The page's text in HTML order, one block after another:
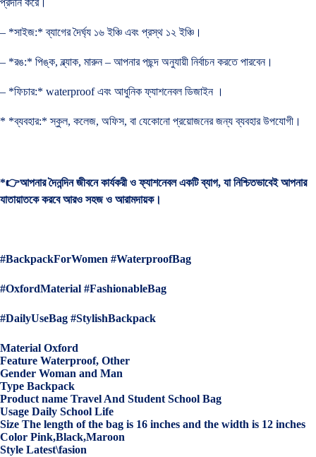
প্রদান করে।
– *সাইজ:* ব্যাগের দৈর্ঘ্য ১৬ ইঞ্চি এবং প্রস্থ ১২ ইঞ্চি।
– *রঙ:* পিঙ্ক, ব্ল্যাক, মারুন – আপনার পছন্দ অনুযায়ী নির্বাচন করতে পারবেন।
– *ফিচার:* waterproof এবং আধুনিক ফ্যাশনেবল ডিজাইন ।
* *ব্যবহার:* স্কুল, কলেজ, অফিস, বা যেকোনো প্রয়োজনের জন্য ব্যবহার উপযোগী।
*👉আপনার দৈনন্দিন জীবনে কার্যকরী ও ফ্যাশনেবল একটি ব্যাগ, যা নিশ্চিতভাবেই আপনার
যাতায়াতকে করবে আরও সহজ ও আরামদায়ক।
#BackpackForWomen #WaterproofBag
#OxfordMaterial #FashionableBag
#DailyUseBag #StylishBackpack
Material Oxford
Feature Waterproof, Other
Gender Woman and Man
Type Backpack
Product name Travel And Student School Bag
Usage Daily School Life
Size The length of the bag is 16 inches and the width is 12 inches
Color Pink,Black,Maroon
Style Latest\fasion